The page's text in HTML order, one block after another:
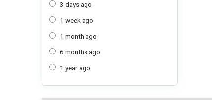
3 days ago
1 week ago
1 month ago
6 months ago
1 year ago